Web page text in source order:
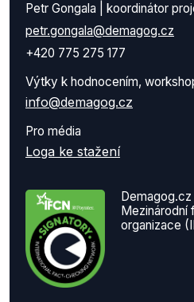
Petr Gongala | koordinátor
petr.gongala@demagog.cz
+420 775 275 177
Výtky k hodnocením,
info@demagog.cz
Pro média
Loga ke stažení
organizace